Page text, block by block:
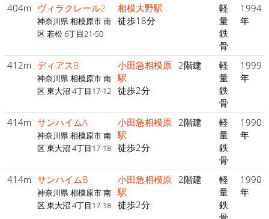
404m ヴィラクレール2
神奈川県 相模原市 南
区 若松 6丁目21-50
相模大野駅
徒歩18分
軽
量
鉄
骨
1994
年
412m ディアスB
神奈川県 相模原市 南
区 東大沼 4丁目17-12
小田急相模原
駅
徒歩2分
2階建
軽
量
鉄
骨
1999
年
414m サンハイムA
神奈川県 相模原市 南
区 東大沼 4丁目17-18
小田急相模原
駅
徒歩2分
2階建
軽
量
鉄
骨
1990
年
414m サンハイムB
神奈川県 相模原市 南
区 東大沼 4丁目17-18
小田急相模原
駅
徒歩2分
2階建
軽
量
鉄
1990
年